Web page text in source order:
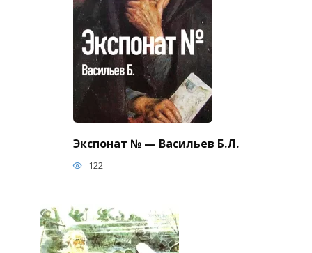
Экспонат № — Васильев Б.Л.
122